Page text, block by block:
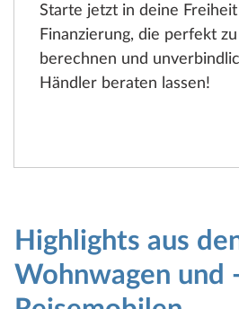
Starte jetzt in deine
Finanzierung, die perfekt
berechnen und
Händler beraten lassen!
Highlights aus
Wohnwagen und